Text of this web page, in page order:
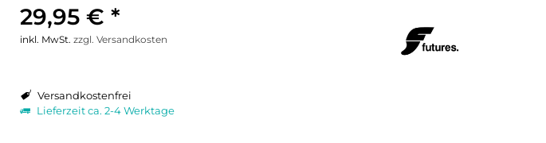
29,95 € *
inkl. MwSt. zzgl. Versandkosten
Versandkostenfrei
Lieferzeit ca. 2-4 Werktage